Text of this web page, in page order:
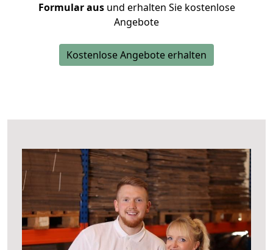
Formular ausund erhalten Sie kostenlose
Angebote
Kostenlose Angebote erhalten